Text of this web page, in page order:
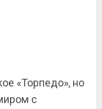
«Торпедо», но
с